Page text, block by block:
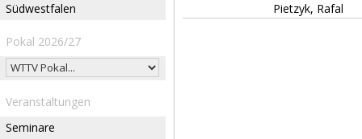
Südwestfalen
Pokal 2026/27
Veranstaltungen
Seminare
Pietzyk, Rafal